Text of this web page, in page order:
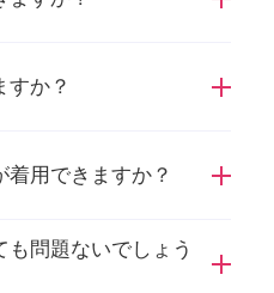
ただけますが、体調に変化
をお控えください。
すか？
が、体調に変化があった場
ださい。
着用できますか？
め、素材等ご確認のう
変化がございましたら、着
も問題ないでしょう